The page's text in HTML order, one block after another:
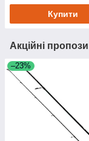
Купити
Акційні
–23%